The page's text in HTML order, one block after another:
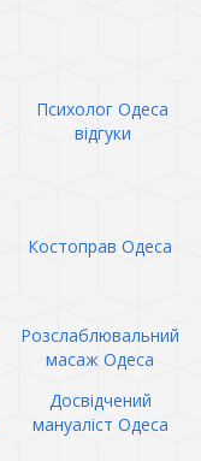
Психолог Одеса
відгуки
Костоправ Одеса
Розслаблювальний
масаж Одеса
Досвідчений
мануаліст Одеса